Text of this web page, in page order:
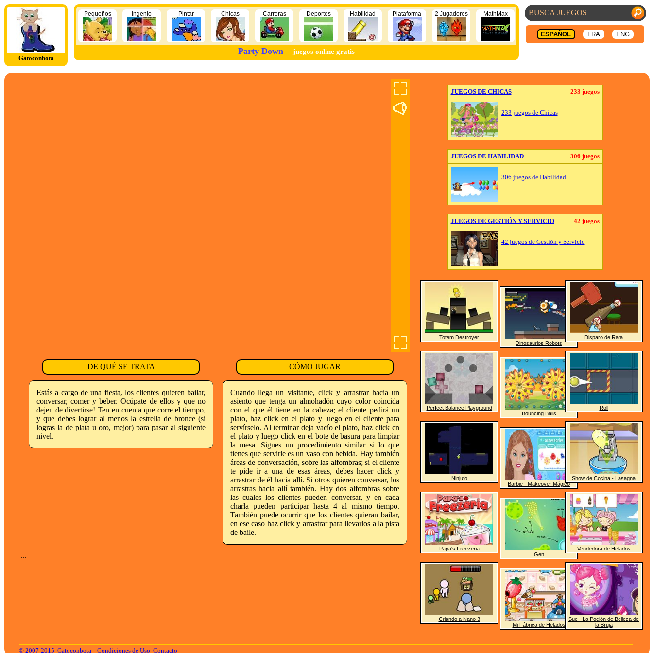
Gatoconbota
ESPAÑOL FRA ENG
Pequeños Ingenio Pintar Chicas Carreras Deportes Habilidad Plataforma 2 Jugadores MathMax
Party Down juegos online gratis
DE QUÉ SE TRATA CÓMO JUGAR
Estás a cargo de una fiesta, los clientes quieren bailar,
conversar, comer y beber. Ocúpate de ellos y que no
dejen de divertirse! Ten en cuenta que corre el tiempo,
y que debes lograr al menos la estrella de bronce (si
logras la de plata u oro, mejor) para pasar al siguiente
nivel.
Cuando llega un visitante, click y arrastrar hacia un
asiento que tenga un almohadón cuyo color coincida
con el que él tiene en la cabeza; el cliente pedirá un
plato, haz click en el plato y luego en el cliente para
servírselo. Al terminar deja vacío el plato, haz click en
el plato y luego click en el bote de basura para limpiar
la mesa. Sigues un procedimiento similar si lo que
tienes que servirle es un vaso con bebida. Hay también
áreas de conversación, sobre las alfombras; si el cliente
te pide ir a una de esas áreas, debes hacer click y
arrastrar de él hacia allí. Si otros quieren conversar, los
arrastras hacia allí también. Hay dos alfombras sobre
las cuales los clientes pueden conversar, y en cada
charla pueden participar hasta 4 al mismo tiempo.
También puede ocurrir que los clientes quieran bailar,
en ese caso haz click y arrastrar para llevarlos a la pista
de baile.
...
JUEGOS DE CHICAS 233 juegos
233 juegos de Chicas
JUEGOS DE HABILIDAD 306 juegos
306 juegos de Habilidad
JUEGOS DE GESTIÓN Y SERVICIO 42 juegos
42 juegos de Gestión y Servicio
Totem Destroyer
Perfect Balance Playground
Ninjufo
Papa's Freezeria
Criando a Nano 3
Dinosaurios Robots
Bouncing Balls
Barbie - Makeover Mágico
Gen
Mi Fábrica de Helados
Disparo de Rata
Roll
Show de Cocina - Lasagna
Vendedora de Helados
Sue - La Poción de Belleza de
la Bruja
© 2007-2015 Gatoconbota Condiciones de Uso Contacto